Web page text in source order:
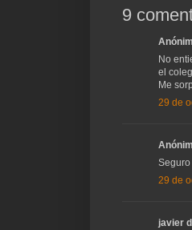
9
No
el
Me
29 de
Seguro
29 de
javier